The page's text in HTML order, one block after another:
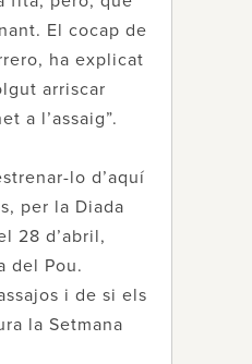
El cocap de
ha explicat
arriscar
a l’assaig”.
lo d’aquí
per la Diada
28 d’abril,
del Pou.
i de si els
la Setmana